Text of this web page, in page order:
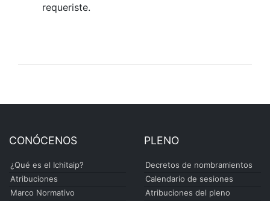
requeriste.
CONÓCENOS
¿Qué es el Ichitaip?
Atribuciones
Marco Normativo
PLENO
Decretos de nombramientos
Calendario de sesiones
Atribuciones del pleno